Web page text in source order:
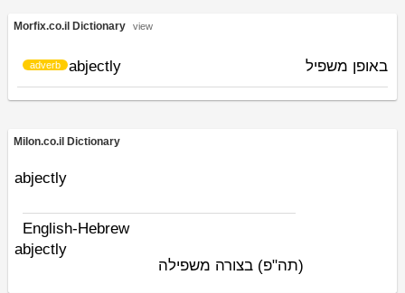
Morfix.co.il Dictionary view
abjectly
adverb באופן משפיל
Milon.co.il Dictionary
abjectly
English-Hebrew
abjectly
(תה"פ) בצורה משפילה